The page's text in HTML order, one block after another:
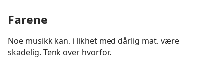
Farene
Noe musikk kan, i likhet med dårlig mat, være
skadelig. Tenk over hvorfor.